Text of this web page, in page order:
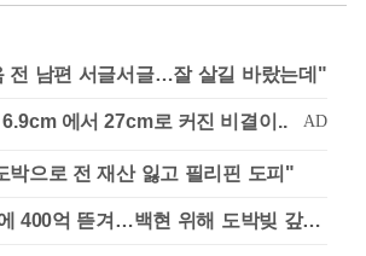
전 남편 서글서글…잘 살길 바랐는데"
박으로 전 재산 잃고 필리핀 도피"
차가원 "MC몽에 400억 뜯겨…백현 위해 도박빚 갚아줘"